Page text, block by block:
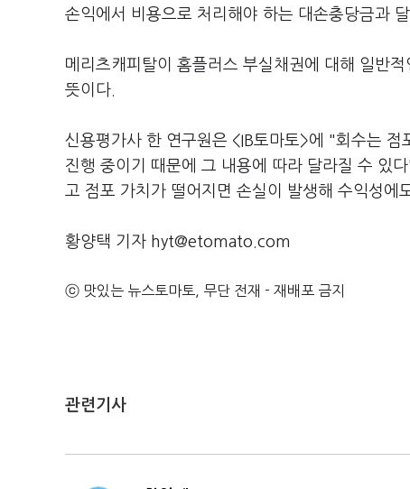
손익에서 비용으로 처리해야 하는 대손충당금과
메리츠캐피탈이 홈플러스 부실채권에 대해 일반
뜻이다.
신용평가사 한 연구원은 <IB토마토>에 "회수는
진행 중이기 때문에 그 내용에 따라 달라질 수 있
고 점포 가치가 떨어지면 손실이 발생해 수익성에
황양택 기자 hyt@etomato.com
ⓒ 맛있는 뉴스토마토, 무단 전재 - 재배포 금지
관련기사